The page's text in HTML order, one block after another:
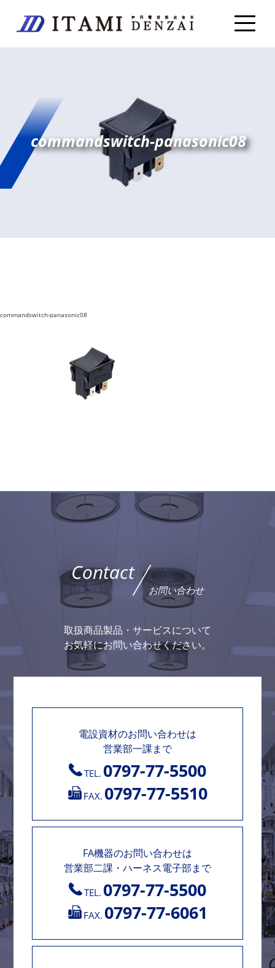
commandswitch-panasonic08
commandswitch-panasonic08
Contact
お問い合わせ
取扱商品製品・サービスについて
お気軽にお問い合わせください。
電設資材のお問い合わせは
営業部一課まで
TEL. 0797-77-5500
FAX. 0797-77-5510
FA機器のお問い合わせは
営業部二課・ハーネス電子部まで
TEL. 0797-77-5500
FAX. 0797-77-6061